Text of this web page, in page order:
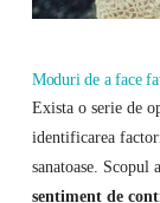
Moduri de a face
Exista o serie de
identificarea
sanatoase. Scopul
sentiment de